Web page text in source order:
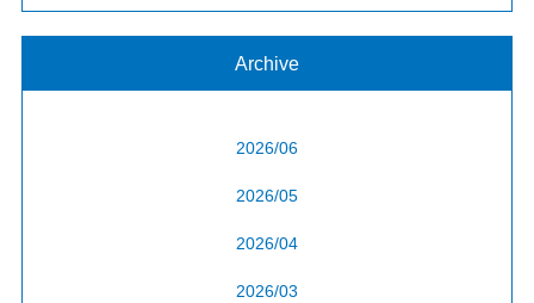
Archive
2026/06
2026/05
2026/04
2026/03